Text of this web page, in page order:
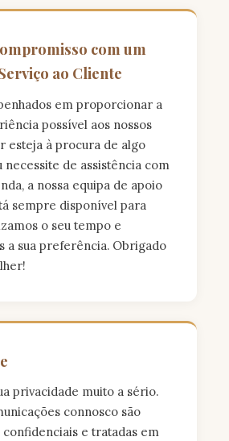
com um
ao Cliente
em proporcionar a
possível aos nossos
esteja à procura de algo
necessite de assistência com
a nossa equipa de apoio
sempre disponível para
o seu tempo e
a sua preferência. Obrigado
privacidade muito a sério.
connosco são
e tratadas em